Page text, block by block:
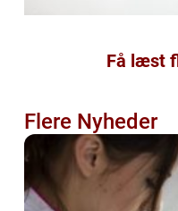
Få læst
Flere Nyheder